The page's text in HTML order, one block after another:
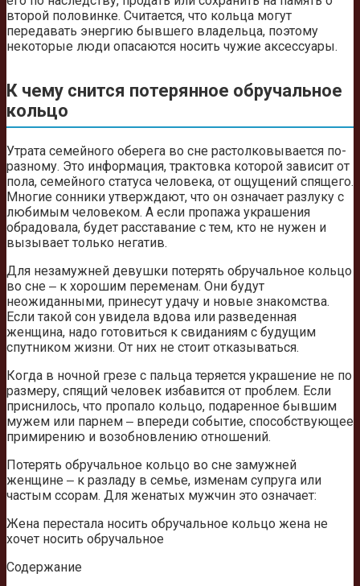
второй половинке. Считается, что кольца могут
передавать энергию бывшего владельца, поэтому
некоторые люди опасаются носить чужие аксессуары.
К чему снится потерянное обручальное
кольцо
Утрата семейного оберега во сне растолковывается по-
разному. Это информация, трактовка которой зависит от
пола, семейного статуса человека, от ощущений спящего.
Многие сонники утверждают, что он означает разлуку с
любимым человеком. А если пропажа украшения
обрадовала, будет расставание с тем, кто не нужен и
вызывает только негатив.
Для незамужней девушки потерять обручальное кольцо
во сне ‒ к хорошим переменам. Они будут
неожиданными, принесут удачу и новые знакомства.
Если такой сон увидела вдова или разведенная
женщина, надо готовиться к свиданиям с будущим
спутником жизни. От них не стоит отказываться.
Когда в ночной грезе с пальца теряется украшение не по
размеру, спящий человек избавится от проблем. Если
приснилось, что пропало кольцо, подаренное бывшим
мужем или парнем ‒ впереди событие, способствующее
примирению и возобновлению отношений.
Потерять обручальное кольцо во сне замужней
женщине ‒ к разладу в семье, изменам супруга или
частым ссорам. Для женатых мужчин это означает:
Жена перестала носить обручальное кольцо жена не
хочет носить обручальное
Содержание